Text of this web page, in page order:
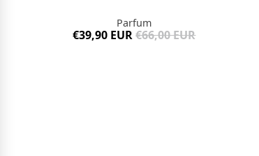
Parfum
€39,90 EUR €66,00 EUR